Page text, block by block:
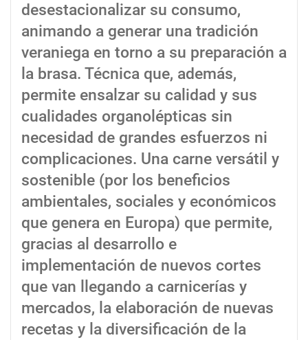
desestacionalizar su consumo,
animando a generar una tradición
veraniega en torno a su preparación a
la brasa. Técnica que, además,
permite ensalzar su calidad y sus
cualidades organolépticas sin
necesidad de grandes esfuerzos ni
complicaciones. Una carne versátil y
sostenible (por los beneficios
ambientales, sociales y económicos
que genera en Europa) que permite,
gracias al desarrollo e
implementación de nuevos cortes
que van llegando a carnicerías y
mercados, la elaboración de nuevas
recetas y la diversificación de la